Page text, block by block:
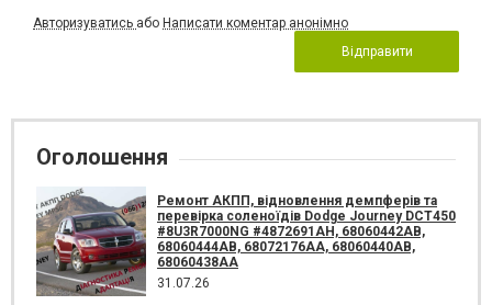
Авторизуватись або Написати коментар анонімно
Відправити
Оголошення
Ремонт АКПП, відновлення демпферів та
перевірка соленоїдів Dodge Journey DCT450
#8U3R7000NG #4872691AH, 68060442AB,
68060444AB, 68072176AA, 68060440AB,
68060438AA
31.07.26